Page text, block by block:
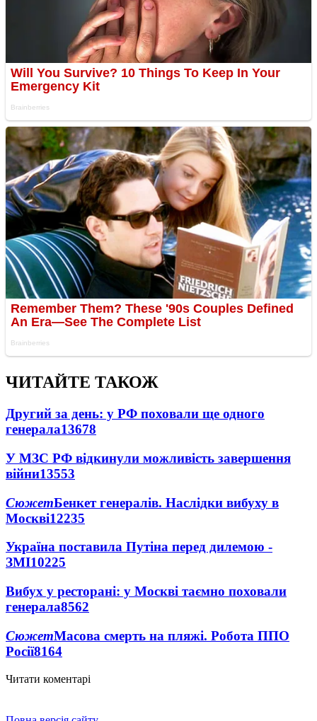
ЧИТАЙТЕ ТАКОЖ
Другий за день: у РФ поховали ще одного
генерала13678
У МЗС РФ відкинули можливість завершення
війни13553
СюжетБенкет генералів. Наслідки вибуху в
Москві12235
Україна поставила Путіна перед дилемою -
ЗМІ10225
Вибух у ресторані: у Москві таємно поховали
генерала8562
СюжетМасова смерть на пляжі. Робота ППО
Росії8164
Читати коментарі